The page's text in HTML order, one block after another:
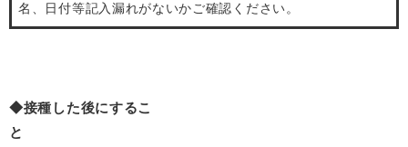
名、日付等記入漏れがないかご確認ください。
◆接種した後にするこ
と